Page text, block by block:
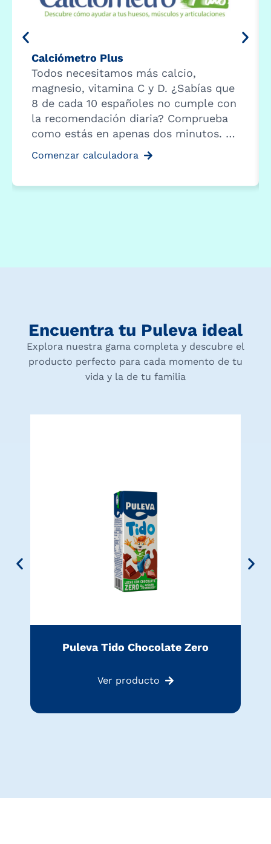
Calciómetro Plus
Todos necesitamos más calcio,
magnesio, vitamina C y D. ¿Sabías que
8 de cada 10 españoles no cumple con
la recomendación diaria? Comprueba
como estás en apenas dos minutos. …
Comenzar calculadora
Encuentra tu Puleva ideal
Explora nuestra gama completa y descubre el
producto perfecto para cada momento de tu
vida y la de tu familia
Puleva Tido Chocolate Zero
Ver producto